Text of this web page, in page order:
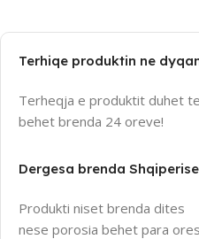
Terhiqe produktin ne
Terheqja e produktit duhet te
behet brenda 24 oreve!
Dergesa brenda Shqiperise
Produkti niset brenda dites
nese porosia behet para ores